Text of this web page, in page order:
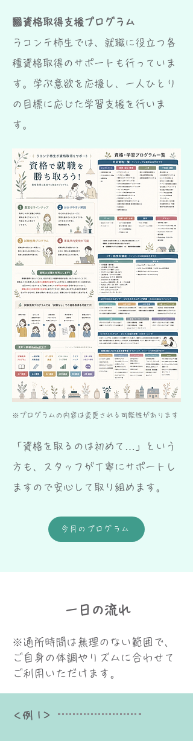
■資格取得支援プログラム
ラコンテ柿生では、就職に役立つ各
種資格取得のサポートも行っていま
す。学ぶ意欲を応援し、一人ひとり
の目標に応じた学習支援を行いま
す。
※プログラムの内容は変更される可能性があります
「資格を取るのは初めて…」という
方も、スタッフが丁寧にサポートし
ますので安心して取り組めます。
今月のプログラム
​一日の流れ
※通所時間は無理のない範囲で、
ご自身の体調やリズムに合わせて
ご利用いただけます。
＜例 1＞